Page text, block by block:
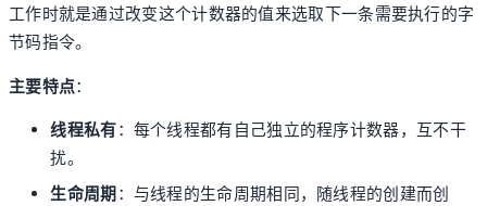
工作时就是通过改变这个计数器的值来选取下一条需要执行的字
节码指令。
主要特点：
线程私有：每个线程都有自己独立的程序计数器，互不干
扰。
生命周期：与线程的生命周期相同，随线程的创建而创